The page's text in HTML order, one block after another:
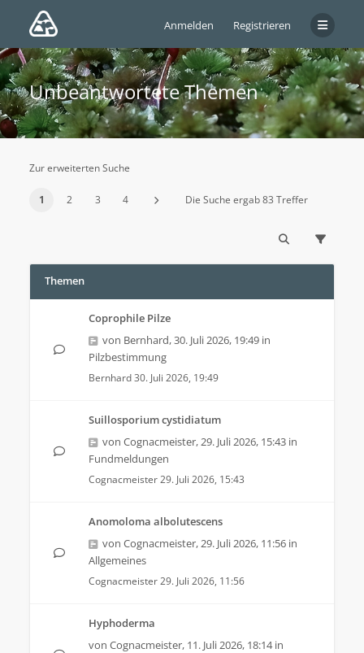
Anmelden Registrieren
Unbeantwortete Themen
Zur erweiterten Suche
1 2 3 4 Die Suche ergab 83 Treffer
Themen
Coprophile Pilze
von Bernhard,30. Juli 2026, 19:49 in
Pilzbestimmung
Bernhard30. Juli 2026, 19:49
Suillosporium cystidiatum
von Cognacmeister,29. Juli 2026, 15:43 in
Fundmeldungen
Cognacmeister29. Juli 2026, 15:43
Anomoloma albolutescens
von Cognacmeister,29. Juli 2026, 11:56 in
Allgemeines
Cognacmeister29. Juli 2026, 11:56
Hyphoderma
von Cognacmeister, 11. Juli 2026, 18:14in